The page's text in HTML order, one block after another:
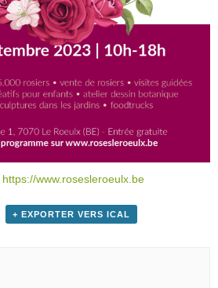
https://www.rosesleroeulx.be
+ EXPORTER VERS ICAL